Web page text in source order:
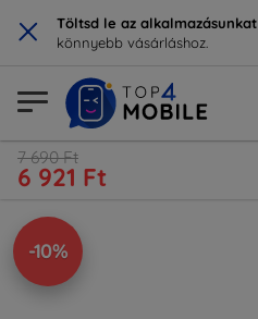
× Töltsd le az alkalmazásunkat
könnyebb vásárláshoz.
7 690 Ft
6 921 Ft
-10%